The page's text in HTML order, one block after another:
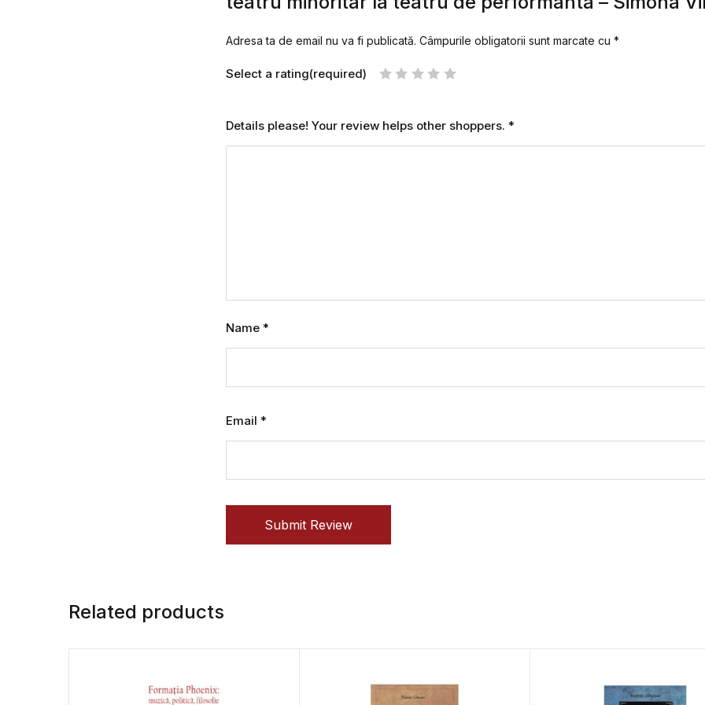
Adresa ta de email nu va fi publicată. Câmpurile obligatorii sunt marcate cu *
Select a rating(required)
Details please! Your review helps other shoppers. *
Name *
Email *
Submit Review
Related products